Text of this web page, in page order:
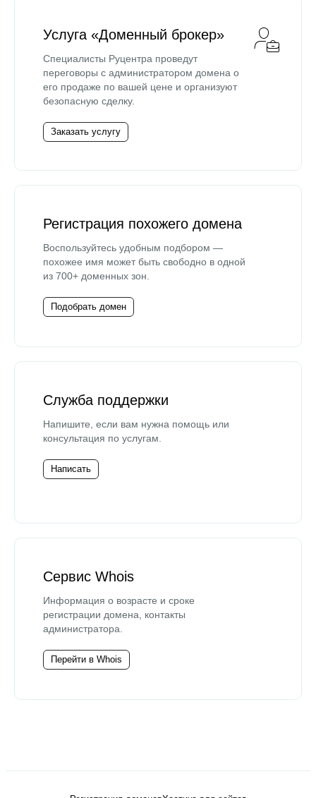
Услуга «Доменный брокер»
Специалисты Руцентра проведут
переговоры с администратором домена о
его продаже по вашей цене и организуют
безопасную сделку.
Заказать услугу
Регистрация похожего домена
Воспользуйтесь удобным подбором —
похожее имя может быть свободно в одной
из 700+ доменных зон.
Подобрать домен
Служба поддержки
Напишите, если вам нужна помощь или
консультация по услугам.
Написать
Сервис Whois
Информация о возрасте и сроке
регистрации домена, контакты
администратора.
Перейти в Whois